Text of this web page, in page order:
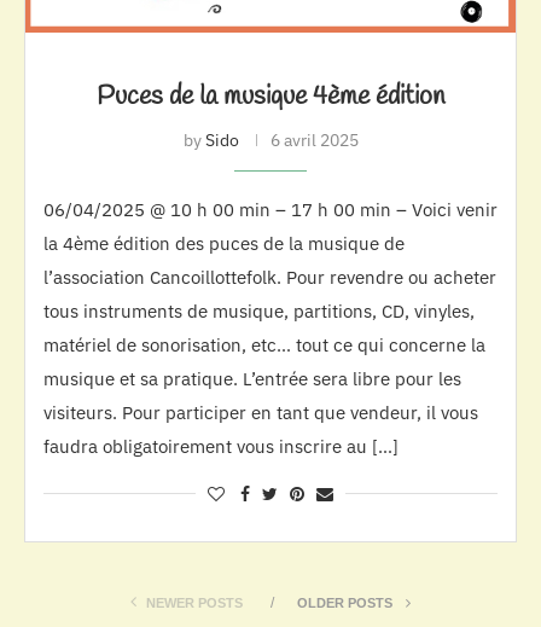
Puces de la musique 4ème édition
bySido 6 avril 2025
06/04/2025 @ 10 h 00 min – 17 h 00 min – Voici venir
la 4ème édition des puces de la musique de
l’association Cancoillottefolk. Pour revendre ou acheter
tous instruments de musique, partitions, CD, vinyles,
matériel de sonorisation, etc… tout ce qui concerne la
musique et sa pratique. L’entrée sera libre pour les
visiteurs. Pour participer en tant que vendeur, il vous
faudra obligatoirement vous inscrire au […]
NEWER POSTS OLDER POSTS